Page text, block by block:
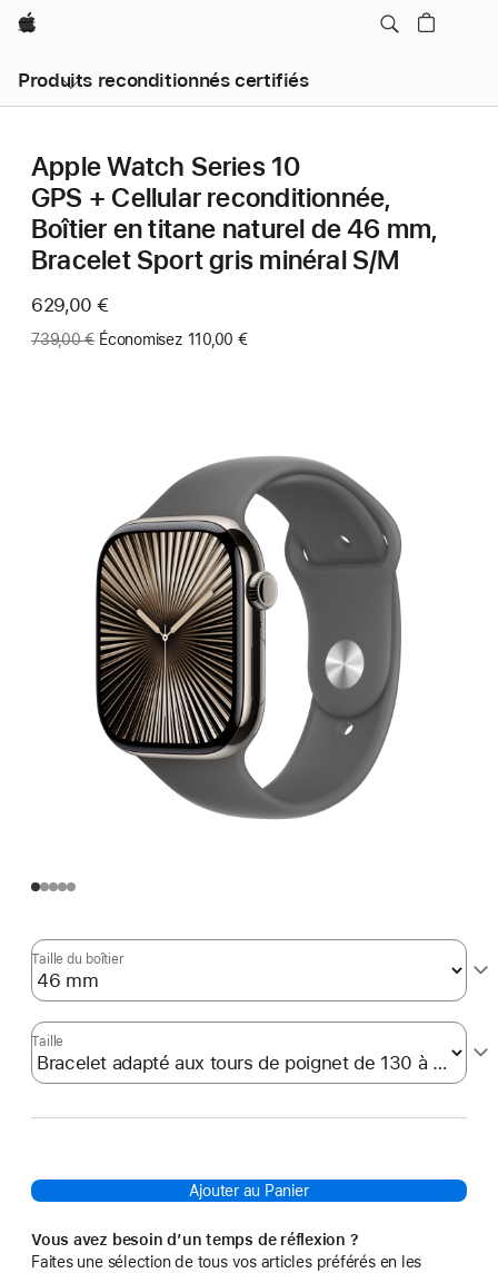
Apple
Produits reconditionnés certifiés
Apple Watch Series 10
GPS + Cellular reconditionnée,
Boîtier en titane naturel de 46 mm,
Bracelet Sport gris minéral S/M
Maintenant
629,00 €
Ancien
739,00 € Économisez 110,00 €
Taille du boîtier
Taille
Ajouter au Panier
Vous avez besoin d’un temps de réflexion ?
Faites une sélection de tous vos articles préférés en les